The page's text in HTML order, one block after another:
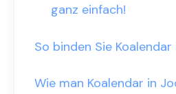
ganz einfach!
So binden Sie
Wie man Koalendar in